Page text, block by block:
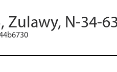
Zulawy, N-34-